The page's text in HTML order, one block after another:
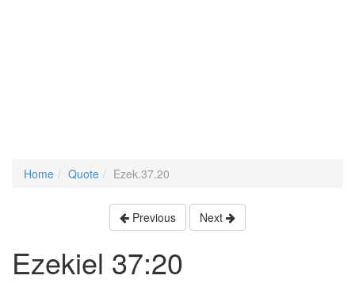
Home Quote Ezek.37.20
Previous Next
Ezekiel 37:20